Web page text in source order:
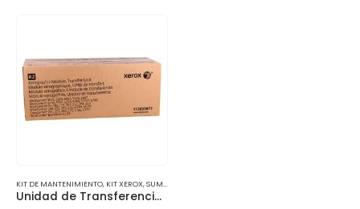
KIT DE MANTENIMIENTO, KIT XEROX,SUMINISTROS
Unidad de Transferencia Xerox 115R00127 – Alto Rendimiento